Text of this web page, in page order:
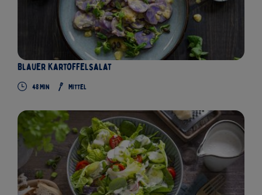
Blauer Kartoffelsalat
48Min Mittel